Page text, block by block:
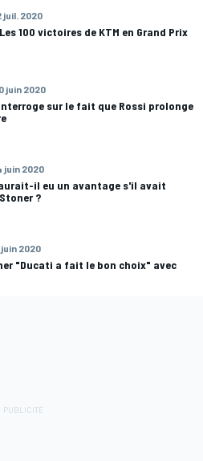
juil. 2020
100 victoires de KTM en Grand Prix
juin 2020
sur le fait que Rossi prolonge
juin 2020
il eu un avantage s'il avait
?
juin 2020
"Ducati a fait le bon choix" avec